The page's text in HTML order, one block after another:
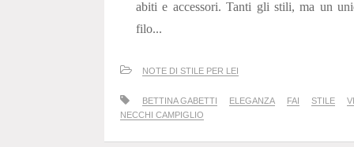
abiti e accessori. Tanti gli stili, ma un
filo...
NOTE DI STILE PER LEI
BETTINA GABETTI ELEGANZA FAI STILE
NECCHI CAMPIGLIO